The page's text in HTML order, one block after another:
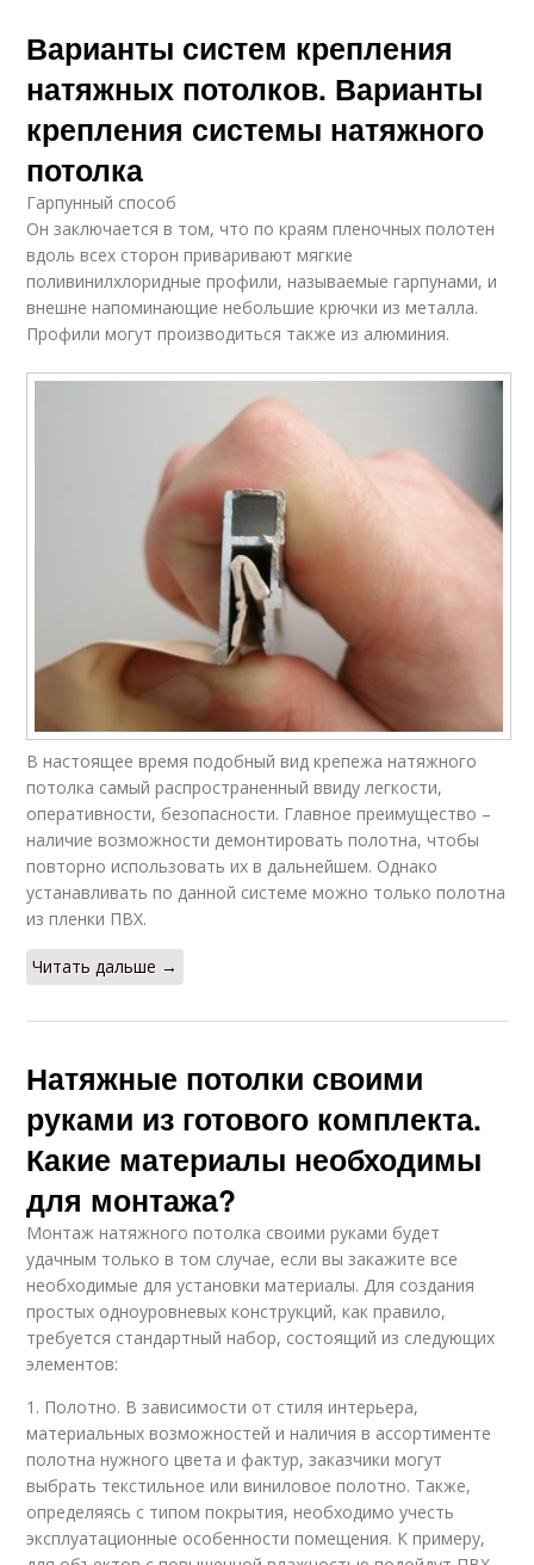
Варианты систем крепления
натяжных потолков. Варианты
крепления системы натяжного
потолка
Гарпунный способ
Он заключается в том, что по краям пленочных полотен
вдоль всех сторон приваривают мягкие
поливинилхлоридные профили, называемые гарпунами, и
внешне напоминающие небольшие крючки из металла.
Профили могут производиться также из алюминия.
В настоящее время подобный вид крепежа натяжного
потолка самый распространенный ввиду легкости,
оперативности, безопасности. Главное преимущество –
наличие возможности демонтировать полотна, чтобы
повторно использовать их в дальнейшем. Однако
устанавливать по данной системе можно только полотна
из пленки ПВХ.
Читать дальше →
Натяжные потолки своими
руками из готового комплекта.
Какие материалы необходимы
для монтажа?
Монтаж натяжного потолка своими руками будет
удачным только в том случае, если вы закажите все
необходимые для установки материалы. Для создания
простых одноуровневых конструкций, как правило,
требуется стандартный набор, состоящий из следующих
элементов:
1. Полотно. В зависимости от стиля интерьера,
материальных возможностей и наличия в ассортименте
полотна нужного цвета и фактур, заказчики могут
выбрать текстильное или виниловое полотно. Также,
определяясь с типом покрытия, необходимо учесть
эксплуатационные особенности помещения. К примеру,